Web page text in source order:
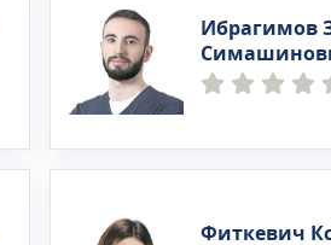
Ибрагимов
Фиткевич